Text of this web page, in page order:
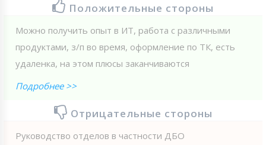
Положительные стороны
Можно получить опыт в ИТ, работа с различными
продуктами, з/п во время, оформление по ТК, есть
удаленка, на этом плюсы заканчиваются
Подробнее >>
Отрицательные стороны
Руководство отделов в частности ДБО